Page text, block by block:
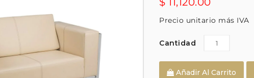
Precio unitario más IVA
Cantidad
Añadir Al Carrito